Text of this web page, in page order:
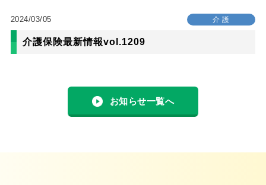
2024/03/05 介 護
介護保険最新情報vol.1209
お知らせ一覧へ